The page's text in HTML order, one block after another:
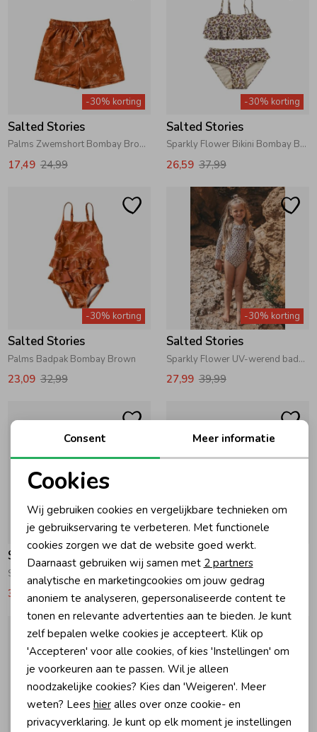
-30% korting
Salted Stories
Palms Zwemshort Bombay Brown
17,49 24,99
-30% korting
Salted Stories
Sparkly Flower Bikini Bombay Brown
26,59 37,99
-30% korting
Salted Stories
Palms Badpak Bombay Brown
23,09 32,99
-30% korting
Salted Stories
Sparkly Flower UV-werend badpak Bombay Brown
27,99 39,99
-30% korting
Salted Stories
31,49 44,99
-30% korting
Salted Stories
13,99 19,99
Noodzakelijke cookies
Personalisatie cookies
Analytische cookies
Marketing cookies
Consent Meer informatie
Cookies
Wij gebruiken cookies en vergelijkbare technieken om
je gebruikservaring te verbeteren. Met functionele
cookies zorgen we dat de website goed werkt.
Daarnaast gebruiken wij samen met 2 partners
analytische en marketingcookies om jouw gedrag
anoniem te analyseren, gepersonaliseerde content te
tonen en relevante advertenties aan te bieden. Je kunt
zelf bepalen welke cookies je accepteert. Klik op
'Accepteren' voor alle cookies, of kies 'Instellingen' om
je voorkeuren aan te passen. Wil je alleen
noodzakelijke cookies? Kies dan 'Weigeren'. Meer
weten? Lees hieralles over onze cookie- en
privacyverklaring. Je kunt op elk moment je instellingen